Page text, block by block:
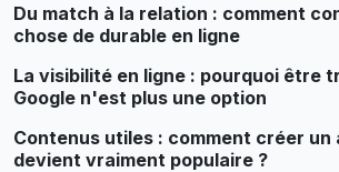
Du match à la relation : comment
chose de durable en ligne
La visibilité en ligne : pourquoi être
Google n'est plus une option
Contenus utiles : comment créer un
devient vraiment populaire ?